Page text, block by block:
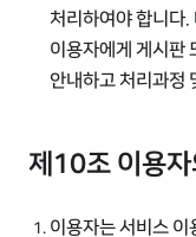
처리하여야 합니다
이용자에게 게시판
안내하고 처리과정
제10조 이용
이용자는 서비스